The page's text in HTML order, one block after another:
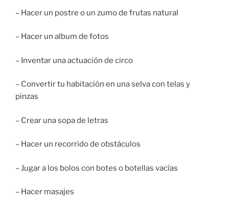
– Hacer un postre o un zumo de frutas natural
– Hacer un album de fotos
– Inventar una actuación de circo
– Convertir tu habitación en una selva con telas y
pinzas
– Crear una sopa de letras
– Hacer un recorrido de obstáculos
– Jugar a los bolos con botes o botellas vacías
– Hacer masajes